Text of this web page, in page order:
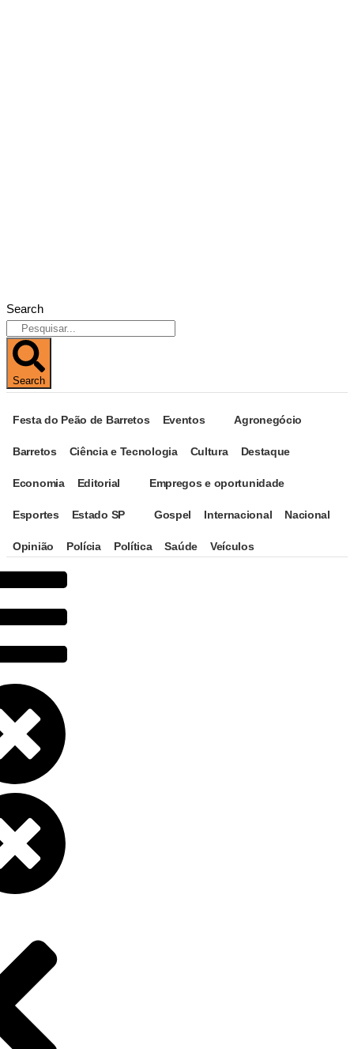
Search
Search
Festa do Peão de Barretos Eventos Agronegócio
Barretos Ciência e Tecnologia Cultura Destaque
Economia Editorial Empregos e oportunidade
Esportes Estado SP Gospel Internacional Nacional
Opinião Polícia Política Saúde Veículos